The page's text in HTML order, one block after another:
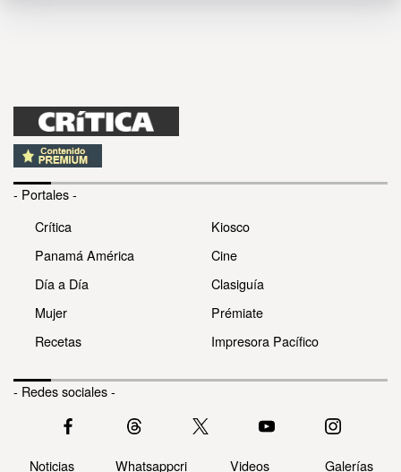
- Portales -
Crítica
Panamá América
Día a Día
Mujer
Recetas
Kiosco
Cine
Clasiguía
Prémiate
Impresora Pacífico
- Redes sociales -
Noticias Whatsappcri Videos Galerías